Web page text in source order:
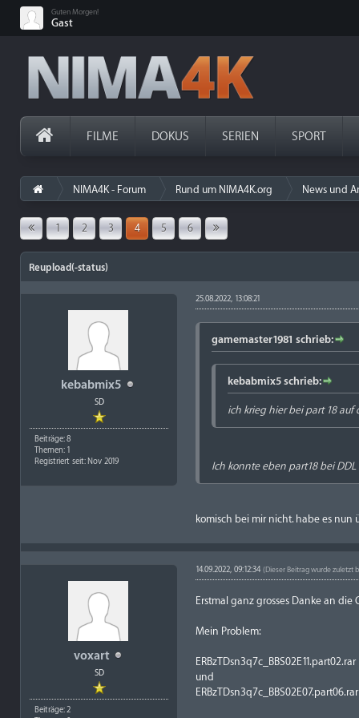
Guten Morgen!
Gast
FILME DOKUS SERIEN SPORT
NIMA4K - Forum Rund um NIMA4K.org News und
1 2 3 4 5 6
Reupload(-status)
kebabmix5
SD
Beiträge: 8
Themen: 1
Registriert seit: Nov 2019
25.08.2022, 13:08:21
gamemaster1981 schrieb:
kebabmix5 schrieb:
ich krieg hier bei part 18
Ich konnte eben part18 bei
komisch bei mir nicht. habe es
voxart
SD
Beiträge: 2
14.09.2022, 09:12:34(Dieser Beitrag wurde zuletzt
Erstmal ganz grosses Danke an die
Mein Problem:
ERBzTDsn3q7c_BBS02E11.part02.rar
und
ERBzTDsn3q7c_BBS02E07.part06.rar